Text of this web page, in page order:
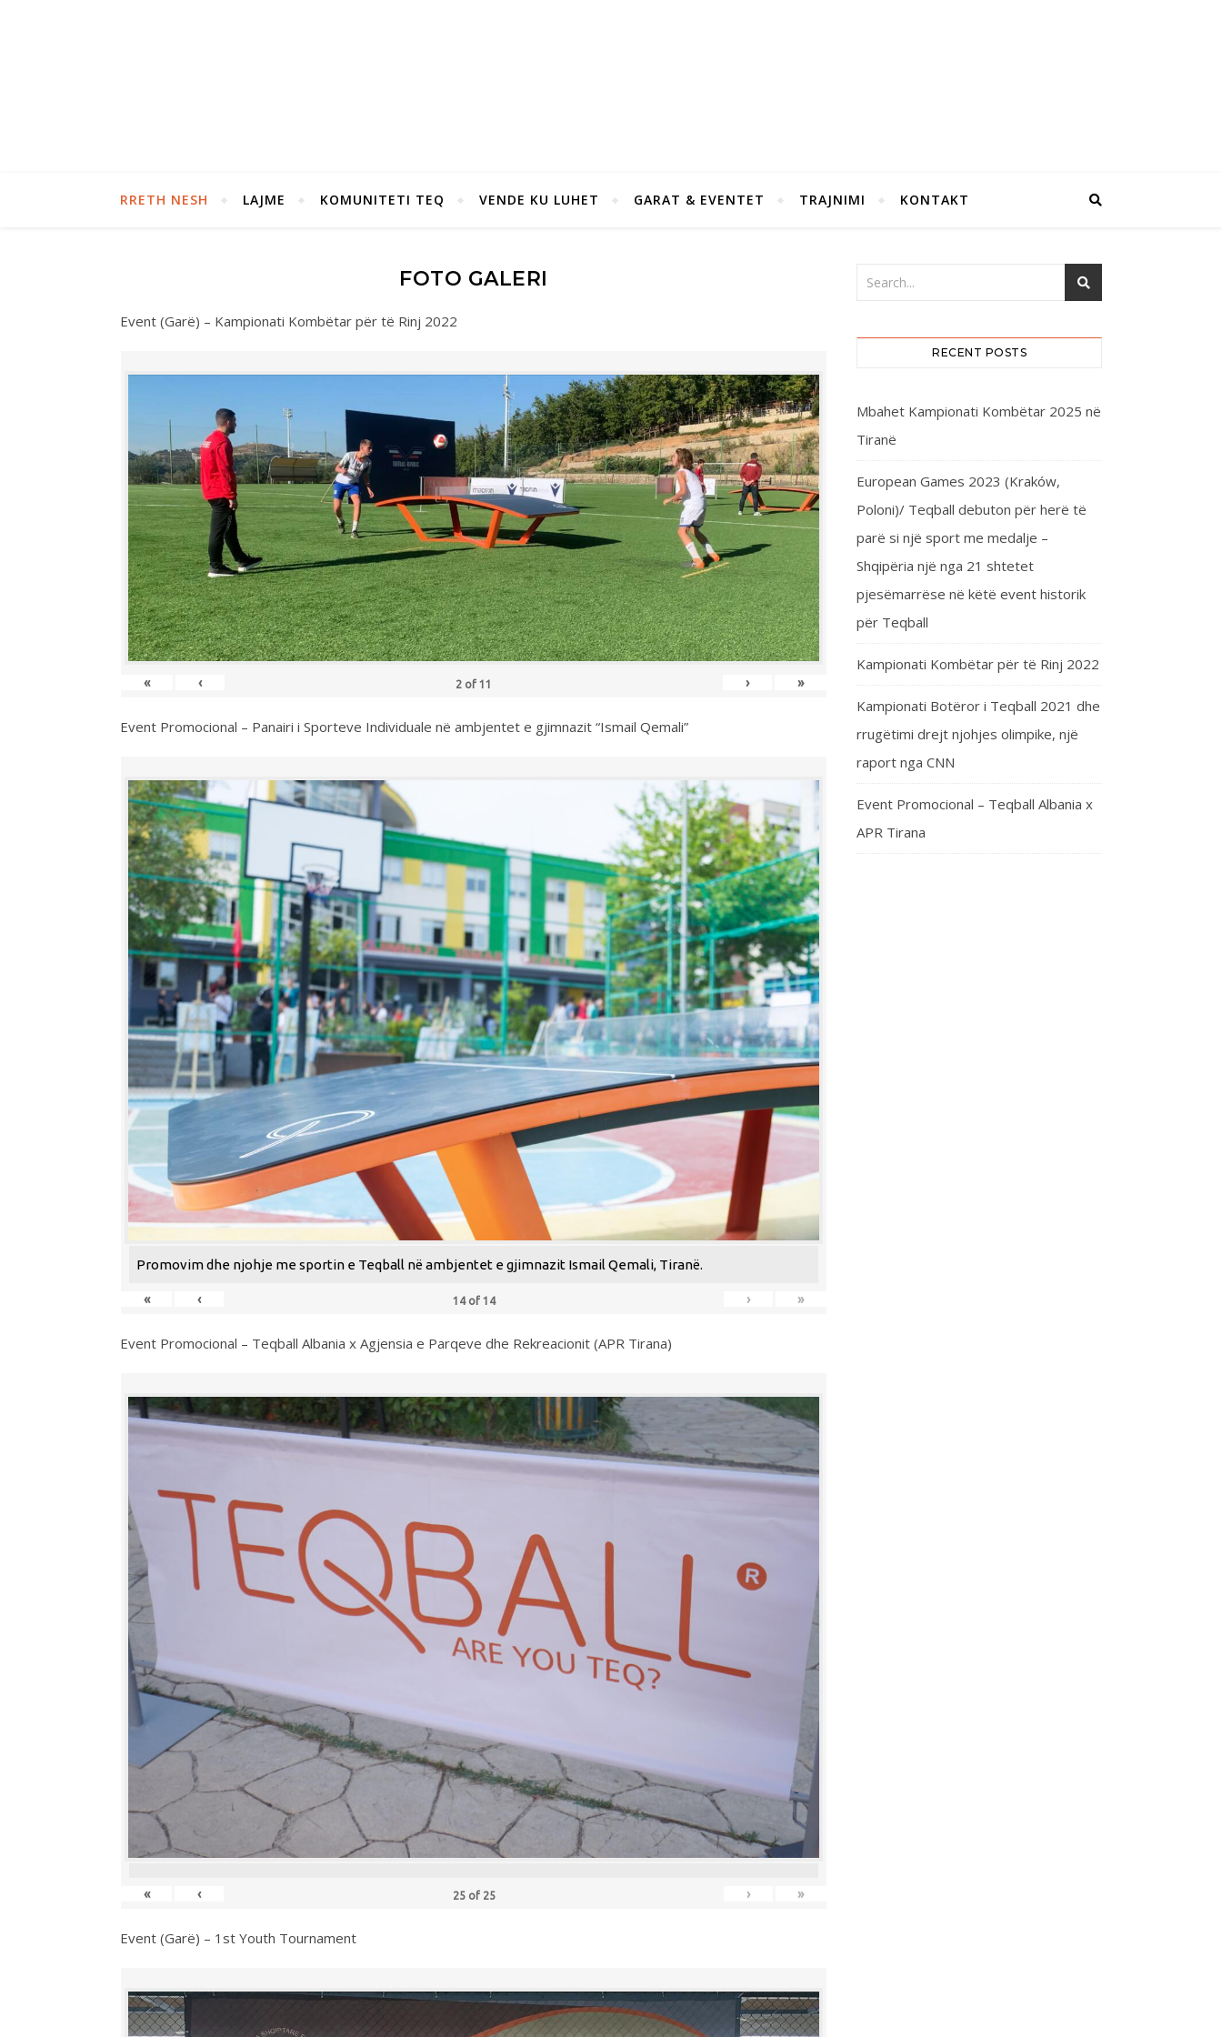
RRETH NESH LAJME KOMUNITETI TEQ VENDE KU LUHET GARAT & EVENTET TRAJNIMI KONTAKT
FOTO GALERI
Event (Garë) – Kampionati Kombëtar për të Rinj 2022
« ‹ 2 of 11 › »
Event Promocional – Panairi i Sporteve Individuale në ambjentet e gjimnazit “Ismail Qemali”
Promovim dhe njohje me sportin e Teqball në ambjentet e gjimnazit Ismail Qemali, Tiranë.
« ‹ 14of 14 › »
Event Promocional – Teqball Albania x Agjensia e Parqeve dhe Rekreacionit (APR Tirana)
« ‹ 25of 25 › »
Event (Garë) – 1st Youth Tournament
RECENT POSTS
Mbahet Kampionati Kombëtar 2025 në
Tiranë
European Games 2023 (Kraków,
Poloni)/ Teqball debuton për herë të
parë si një sport me medalje –
Shqipëria një nga 21 shtetet
pjesëmarrëse në këtë event historik
për Teqball
Kampionati Kombëtar për të Rinj 2022
Kampionati Botëror i Teqball 2021 dhe
rrugëtimi drejt njohjes olimpike, një
raport nga CNN
Event Promocional – Teqball Albania x
APR Tirana